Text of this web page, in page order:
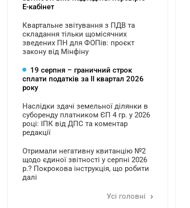
Е-кабінет
Квартальне звітування з ПДВ та
складання тільки щомісячних
зведених ПН для ФОПів: проєкт
закону від Мінфіну
19 серпня – граничний строк
сплати податків за ІI квартал 2026
року
Наслідки здачі земельної ділянки в
суборенду платником ЄП 4 гр. у 2026
році: ІПК від ДПС та коментар
редакції
Отримали негативну квитанцію №2
щодо єдиної звітності у серпні 2026
р.? Покрокова інструкція, що робити
далі
Усі головні